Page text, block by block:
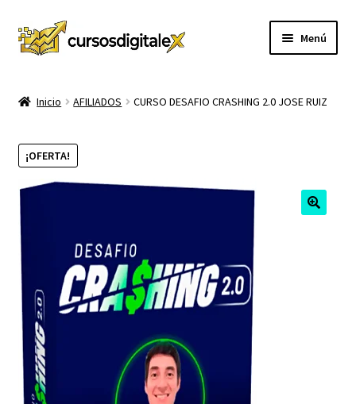
Ir
a
Ir
al
Menú
CURSOS
menú
hijo
MEMBRESIA
MI CUENTA
CARRITO
CONTACTO
Inicio AFILIADOS CURSO DESAFIO CRASHING 2.0 JOSE RUIZ
¡OFERTA!